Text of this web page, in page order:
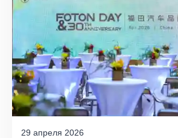
29 апреля 2026